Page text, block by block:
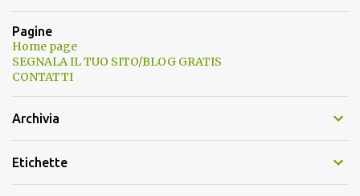
Pagine
Home page
SEGNALA IL TUO SITO/BLOG GRATIS
CONTATTI
Archivia
Etichette